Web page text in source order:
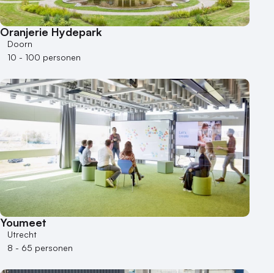
Oranjerie Hydepark
Doorn
10 - 100 personen
Youmeet
Utrecht
8 - 65 personen